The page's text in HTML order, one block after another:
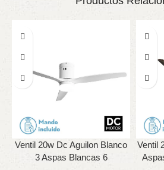
Ventil 20w Dc Aguilon Blanco
3 Aspas Blancas 6
Ventil